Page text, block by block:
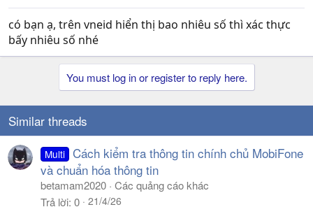
có bạn ạ, trên vneid hiển thị bao nhiêu số thì xác thực
bấy nhiêu số nhé
You must log in or register to reply here.
Similar threads
Multi Cách kiểm tra thông tin chính chủ MobiFone
và chuẩn hóa thông tin
betamam2020 Các quảng cáo khác
Trả lời 0 21/4/26